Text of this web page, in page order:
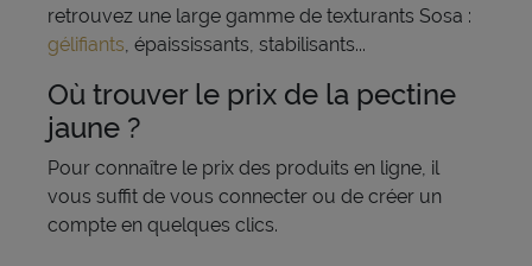
retrouvez une large gamme de texturants Sosa :
gélifiants , épaississants, stabilisants...
Où trouver le prix de la pectine
jaune ?
Pour connaître le prix des produits en ligne, il
vous suffit de vous connecter ou de créer un
compte en quelques clics.